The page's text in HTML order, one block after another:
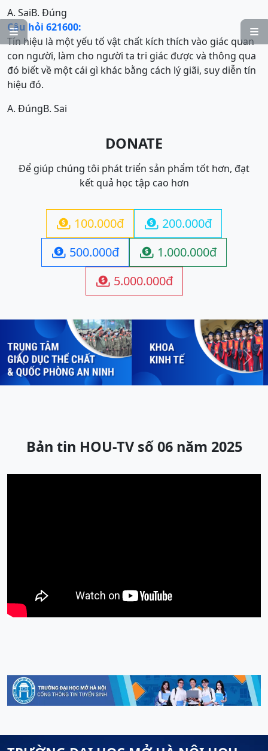


A. SaiB. Đúng
Câu hỏi 621600:
Tín hiệu là một yếu tố vật chất kích thích vào giác quan
con người, làm cho người ta tri giác được và thông qua
đó biết về một cái gì khác bằng cách lý giãi, suy diễn tín
hiệu đó.
A. ĐúngB. Sai
DONATE
Để giúp chúng tôi phát triển sản phẩm tốt hơn, đạt
kết quả học tập cao hơn
 100.000đ  200.000đ
 500.000đ  1.000.000đ
 5.000.000đ
Previous Next
Bản tin HOU-TV số 06 năm 2025